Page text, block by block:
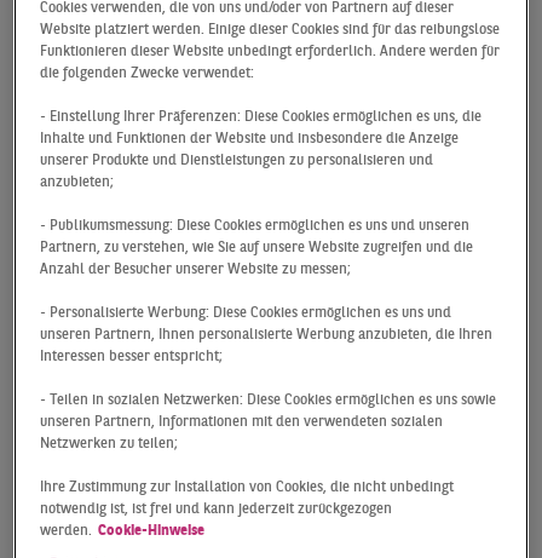
1.
nvironmentalAssessmentMethod) wurde 1990 in
Großbritannien entwickelt und ist damit das älteste
Zertifikaten ist es insbesondere in Großbritannien das
am weitesten verbreitete Zertifizierungssystem für
einem einfachen Punktesystem, das auf die unten
angegebenen Kriterien zur Bestimmung der
BREEAM-Kriterien zur Bestimmung
Cookies verwenden, die von uns und/oder von Partnern auf dieser
Website platziert werden. Einige dieser Cookies sind für das reibungslose
Funktionieren dieser Website unbedingt erforderlich. Andere werden für
die folgenden Zwecke verwendet:
- Einstellung Ihrer Präferenzen: Diese Cookies ermöglichen es uns, die
Inhalte und Funktionen der Website und insbesondere die Anzeige
unserer Produkte und Dienstleistungen zu personalisieren und
anzubieten;
- Publikumsmessung: Diese Cookies ermöglichen es uns und unseren
Partnern, zu verstehen, wie Sie auf unsere Website zugreifen und die
Anzahl der Besucher unserer Website zu messen;
- Personalisierte Werbung: Diese Cookies ermöglichen es uns und
unseren Partnern, Ihnen personalisierte Werbung anzubieten, die Ihren
Interessen besser entspricht;
- Teilen in sozialen Netzwerken: Diese Cookies ermöglichen es uns sowie
unseren Partnern, Informationen mit den verwendeten sozialen
Netzwerken zu teilen;
Ihre Zustimmung zur Installation von Cookies, die nicht unbedingt
notwendig ist, ist frei und kann jederzeit zurückgezogen
werden. Cookie-Hinweise